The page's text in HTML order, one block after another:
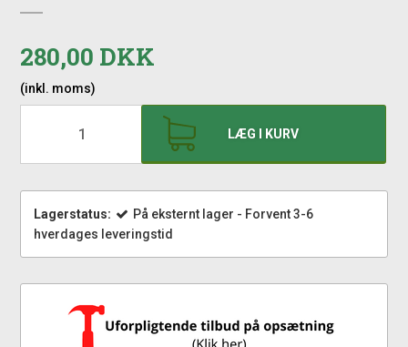
280,00 DKK
(inkl. moms)
LÆG I KURV
Lagerstatus:
På eksternt lager - Forvent 3-6
hverdages leveringstid